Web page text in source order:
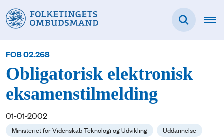
FOB 02.268
Obligatorisk elektronisk
eksamenstilmelding
01-01-2002
Ministeriet for Videnskab Teknologi og Udvikling
Uddannelse